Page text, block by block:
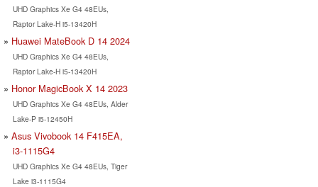
UHD Graphics Xe G4 48EUs,
Raptor Lake-H i5-13420H
Huawei MateBook D 14 2024
UHD Graphics Xe G4 48EUs,
Raptor Lake-H i5-13420H
Honor MagicBook X 14 2023
UHD Graphics Xe G4 48EUs, Alder
Lake-P i5-12450H
Asus Vivobook 14 F415EA,
i3-1115G4
UHD Graphics Xe G4 48EUs, Tiger
Lake i3-1115G4